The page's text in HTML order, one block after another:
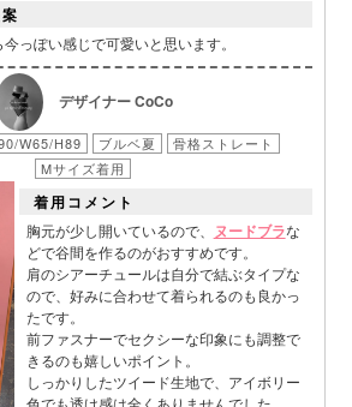
っぽい感じで可愛いと思います。
デザイナー CoCo
W65/H89 ブルベ夏
骨格ストレート
Mサイズ着用
着用コメント
胸元が少し開いているので、 ヌードブラな
どで谷間を作るのがおすすめです。
肩のシアーチュールは自分で結ぶタイプな
ので、好みに合わせて着られるのも良かっ
たです。
前ファスナーでセクシーな印象にも調整で
きるのも嬉しいポイント。
しっかりしたツイード生地で、アイボリー
色でも透け感は全くありませんでした。